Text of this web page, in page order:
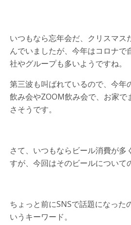
いつもなら忘年会だ、クリスマス
んでいましたが、今年はコロナで
社やグループも多いようですね。
第三波も叫ばれているので、今年
飲み会やZOOM飲み会で、お家で
さそうです。
さて、いつもならビール消費が多
すが、今回はそのビールについて
ちょっと前にSNSで話題になった
いうキーワード。